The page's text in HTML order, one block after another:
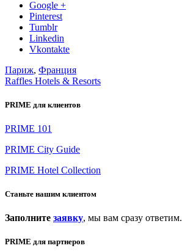
Google +
Pinterest
Tumblr
Linkedin
Vkontakte
Париж, Франция
Raffles Hotels & Resorts
PRIME для клиентов
PRIME 101
PRIME City Guide
PRIME Hotel Collection
Станьте нашим клиентом
Заполните заявку, мы вам сразу ответим.
PRIME для партнеров